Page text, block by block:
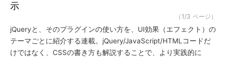
示
（1/3 ページ）
jQueryと、そのプラグインの使い方を、UI効果（エフェクト）の
テーマごとに紹介する連載。jQuery/JavaScript/HTMLコードだ
けではなく、CSSの書き方も解説することで、より実践的に